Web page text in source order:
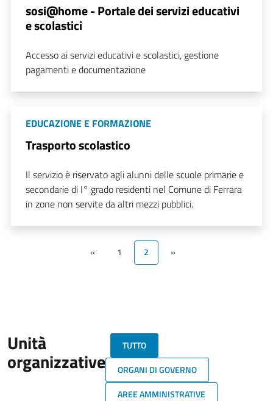
sosi@home - Portale dei servizi educativi
e scolastici
Accesso ai servizi educativi e scolastici, gestione
pagamenti e documentazione
EDUCAZIONE E FORMAZIONE
Trasporto scolastico
Il servizio è riservato agli alunni delle scuole primarie e
secondarie di I° grado residenti nel Comune di Ferrara
in zone non servite da altri mezzi pubblici.
« 1 2 »
Unità
organizzative
TUTTO
ORGANI DI GOVERNO
AREE AMMINISTRATIVE